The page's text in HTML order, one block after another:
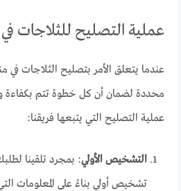
عملية التصليح للثلاجات
عندما يتعلق الأمر بتصليح الثلاجات في
محددة لضمان أن كل خطوة تتم بكفاءة
عملية التصليح التي يتبعها فريقنا:
التشخيص الأولي: بمجرد تلقينا
تشخيص أولي بناءً على المعلومات